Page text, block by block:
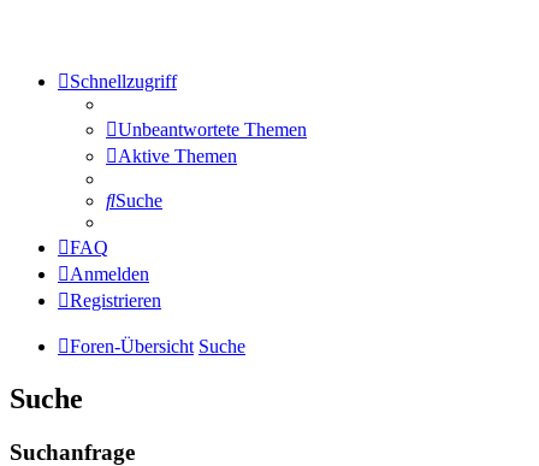
Schnellzugriff
Unbeantwortete Themen
Aktive Themen
Suche
FAQ
Anmelden
Registrieren
Foren-Übersicht Suche
Suche
Suchanfrage